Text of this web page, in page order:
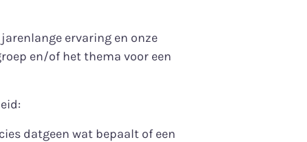
ervaring en onze
en/of het thema voor een
datgeen wat bepaalt of een